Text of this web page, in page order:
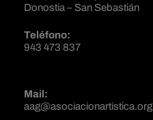
Donostia – San Sebastián
Teléfono:
943 473 837
Mail:
aag@asociacionartistica.org